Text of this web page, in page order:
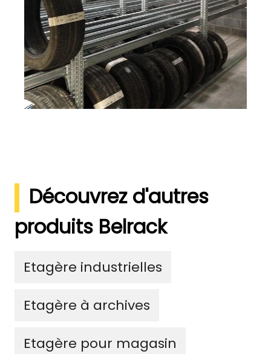
Découvrez d'autres
produits Belrack
Etagère industrielles
Etagère à archives
Etagère pour magasin